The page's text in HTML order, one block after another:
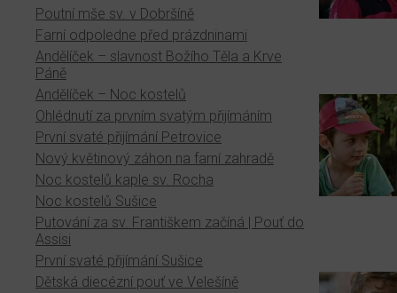
Poutní mše sv. v Dobršíně
Farní odpoledne před prázdninami
Andělíček – slavnost Božího Těla a Krve
Páně
Andělíček – Noc kostelů
Ohlédnutí za prvním svatým přijímáním
První svaté přijímání Petrovice
Nový květinový záhon na farní zahradě
Noc kostelů kaple sv. Rocha
Noc kostelů Sušice
Putování za sv. Františkem začíná | Pouť do
Assisi
První svaté přijímání Sušice
Dětská diecézní pouť ve Velešíně